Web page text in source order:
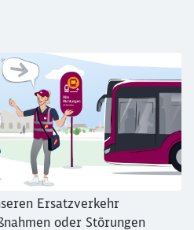
Ersatzverkehr
oder Störungen